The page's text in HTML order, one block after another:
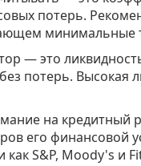
потерь.
минимальные
— это
без потерь. Высокая
на кредитный
его финансовой
как S&P, Moody's и